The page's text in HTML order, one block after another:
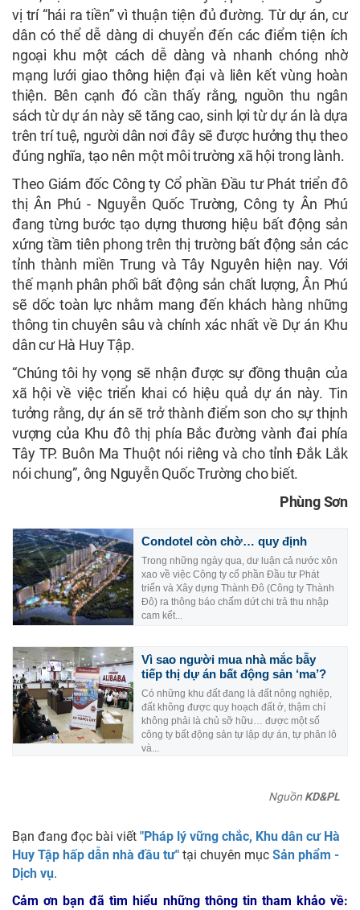
vị trí “hái ra tiền” vì thuận tiện đủ đường. Từ dự án, cư
dân có thể dễ dàng di chuyển đến các điểm tiện ích
ngoại khu một cách dễ dàng và nhanh chóng nhờ
mạng lưới giao thông hiện đại và liên kết vùng hoàn
thiện. Bên cạnh đó cần thấy rằng, nguồn thu ngân
sách từ dự án này sẽ tăng cao, sinh lợi từ dự án là dựa
trên trí tuệ, người dân nơi đây sẽ được hưởng thụ theo
đúng nghĩa, tạo nên một môi trường xã hội trong lành.
Theo Giám đốc Công ty Cổ phần Đầu tư Phát triển đô
thị Ân Phú - Nguyễn Quốc Trường, Công ty Ân Phú
đang từng bước tạo dựng thương hiệu bất động sản
xứng tầm tiên phong trên thị trường bất động sản các
tỉnh thành miền Trung và Tây Nguyên hiện nay. Với
thế mạnh phân phối bất động sản chất lượng, Ân Phú
sẽ dốc toàn lực nhằm mang đến khách hàng những
thông tin chuyên sâu và chính xác nhất về Dự án Khu
dân cư Hà Huy Tập.
“Chúng tôi hy vọng sẽ nhận được sự đồng thuận của
xã hội về việc triển khai có hiệu quả dự án này. Tin
tưởng rằng, dự án sẽ trở thành điểm son cho sự thịnh
vượng của Khu đô thị phía Bắc đường vành đai phía
Tây TP. Buôn Ma Thuột nói riêng và cho tỉnh Đắk Lắk
nói chung”, ông Nguyễn Quốc Trường cho biết.
Phùng Sơn
Condotel còn chờ… quy định
Trong những ngày qua, dư luận cả nước xôn
xao về việc Công ty cổ phần Đầu tư Phát
triển và Xây dựng Thành Đô (Công ty Thành
Đô) ra thông báo chấm dứt chi trả thu nhập
cam kết...
Vì sao người mua nhà mắc bẫy
tiếp thị dự án bất động sản ‘ma’?
Có những khu đất đang là đất nông nghiệp,
đất không được quy hoạch đất ở, thậm chí
không phải là chủ sỡ hữu… được một số
công ty bất động sản tự lập dự án, tự phân lô
và...
Nguồn KD&PL
Bạn đang đọc bài viết "Pháp lý vững chắc, Khu dân cư Hà
Huy Tập hấp dẫn nhà đầu tư" tại chuyên mục Sản phẩm -
Dịch vụ.
Cảm ơn bạn đã tìm hiểu những thông tin tham khảo về: